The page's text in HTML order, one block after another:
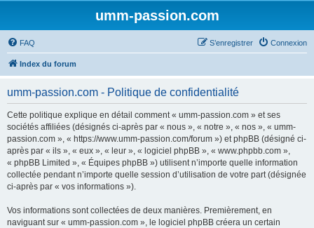
umm-passion.com
FAQ Connexion
S’enregistrer
Index du forum
umm-passion.com - Politique de confidentialité
Cette politique explique en détail comment « umm-passion.com » et ses
sociétés affiliées (désignés ci-après par « nous », « notre », « nos », « umm-
passion.com », « https://www.umm-passion.com/forum ») et phpBB (désigné ci-
après par « ils », « eux », « leur », « logiciel phpBB », « www.phpbb.com »,
« phpBB Limited », « Équipes phpBB ») utilisent n’importe quelle information
collectée pendant n’importe quelle session d’utilisation de votre part (désignée
ci-après par « vos informations »).
Vos informations sont collectées de deux manières. Premièrement, en
naviguant sur « umm-passion.com », le logiciel phpBB créera un certain